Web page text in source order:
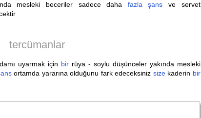
mesleki beceriler sadece daha fazla şans ve servet
tercümanlar
uyarmak için birrüya - soylu düşünceler yakında mesleki
ortamda yararına olduğunu fark edeceksiniz sizekaderin bir